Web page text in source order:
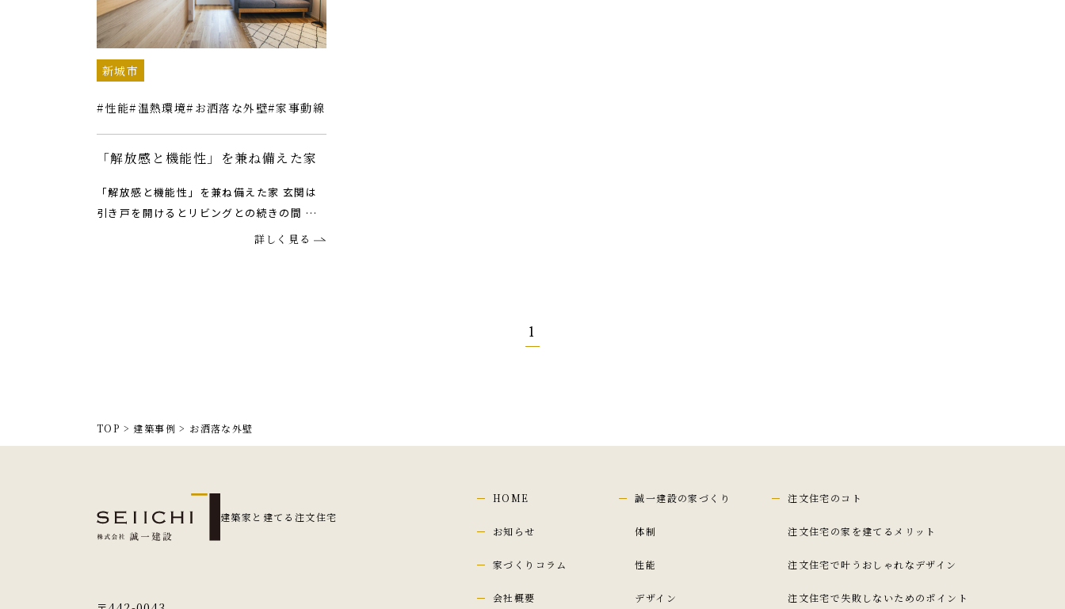
新城市
性能 温熱環境 お洒落な外壁 家事動線
「解放感と機能性」を兼ね備えた家
「解放感と機能性」を兼ね備えた家 玄関は
引き戸を開けるとリビングとの続きの間 …
詳しく見る
1
TOP > 建築事例 > お洒落な外壁
HOME
お知らせ
家づくりコラム
会社概要
誠一建設の家づくり
体制
性能
デザイン
注文住宅のコト
注文住宅の家を建てるメリット
注文住宅で叶うおしゃれなデザイン
注文住宅で失敗しないためのポイント
建築家と建てる注文住宅